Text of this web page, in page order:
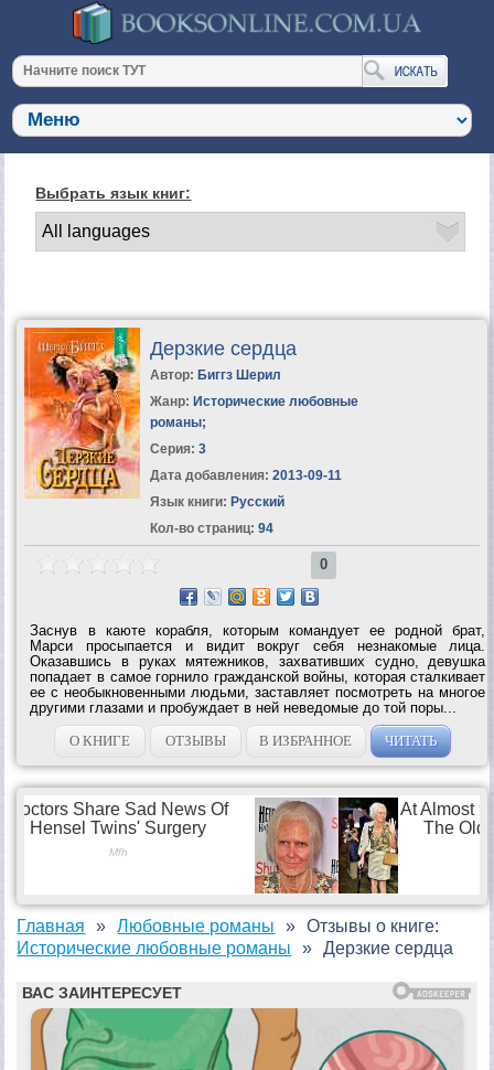
Выбрать язык книг:
Дерзкие сердца
Автор: Биггз Шерил
Жанр: Исторические любовные
романы;
Серия: 3
Дата добавления: 2013-09-11
Язык книги: Русский
Кол-во страниц: 94
0
Заснув в каюте корабля, которым командует ее родной брат,
Марси просыпается и видит вокруг себя незнакомые лица.
Оказавшись в руках мятежников, захвативших судно, девушка
попадает в самое горнило гражданской войны, которая сталкивает
ее с необыкновенными людьми, заставляет посмотреть на многое
другими глазами и пробуждает в ней неведомые до той поры...
О КНИГЕ
ОТЗЫВЫ В ИЗБРАННОЕ ЧИТАТЬ
Главная
Любовные романы
Исторические любовные романы
Отзывы о книге:
Дерзкие сердца